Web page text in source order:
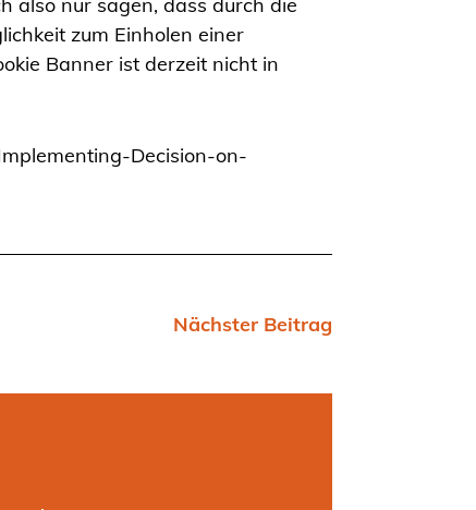
zum Einholen einer
Banner ist derzeit nicht in
Decision-on-
Nächster Beitrag